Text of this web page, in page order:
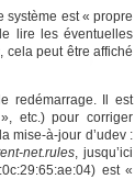
système est « propre
lire les éventuelles
, cela peut être affiché
redémarrage. Il est
etc.) pour corriger
mise-à-jour d’udev :
net.rules, jusqu’ici
est «